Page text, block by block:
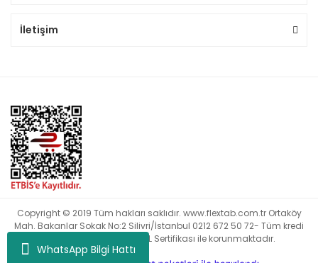
WhatsApp Bilgi Hattı
İletişim
Copyright © 2019 Tüm hakları saklıdır. www.flextab.com.tr Ortaköy
Mah. Bakanlar Sokak No:2 Silivri/İstanbul 0212 672 50 72- Tüm kredi
kartı bilgileriniz 256bit SSL Sertifikası ile korunmaktadır.